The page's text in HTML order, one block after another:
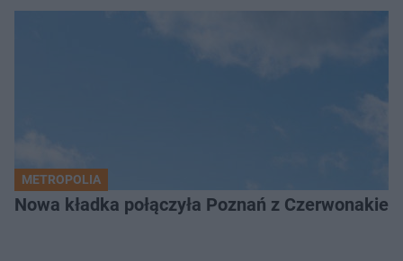
METROPOLIA
Nowa kładka połączyła Poznań z